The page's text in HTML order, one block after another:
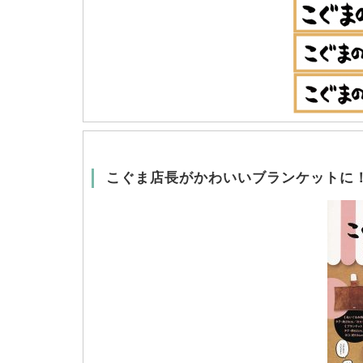
こぐま店長がかわいいブランケットに